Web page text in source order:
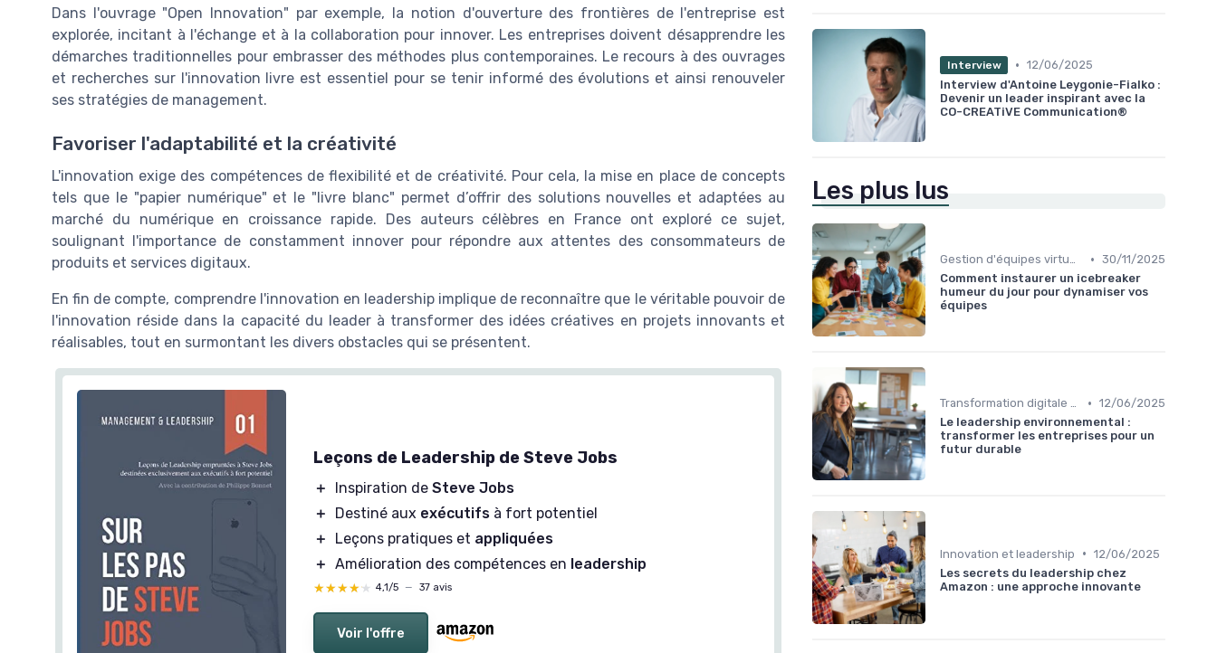
Dans l'ouvrage "Open Innovation" par exemple, la notion d'ouverture des frontières de l'entreprise est
explorée, incitant à l'échange et à la collaboration pour innover. Les entreprises doivent désapprendre les
démarches traditionnelles pour embrasser des méthodes plus contemporaines. Le recours à des ouvrages
et recherches sur l'innovation livre est essentiel pour se tenir informé des évolutions et ainsi renouveler
ses stratégies de management.
Favoriser l'adaptabilité et la créativité
L'innovation exige des compétences de flexibilité et de créativité. Pour cela, la mise en place de concepts
tels que le "papier numérique" et le "livre blanc" permet d’offrir des solutions nouvelles et adaptées au
marché du numérique en croissance rapide. Des auteurs célèbres en France ont exploré ce sujet,
soulignant l'importance de constamment innover pour répondre aux attentes des consommateurs de
produits et services digitaux.
En fin de compte, comprendre l'innovation en leadership implique de reconnaître que le véritable pouvoir de
l'innovation réside dans la capacité du leader à transformer des idées créatives en projets innovants et
réalisables, tout en surmontant les divers obstacles qui se présentent.
Leçons de Leadership de Steve Jobs
＋ Inspiration deSteve Jobs
＋
Destiné aux exécutifs à fort potentiel
＋
Leçons pratiques et appliquées
＋ Amélioration des compétences en leadership
★★★★★
★★★★★ 4,1/5 — 37 avis
Voir l'offre
Interview • 12/06/2025
Interview d'Antoine Leygonie-Fialko :
Devenir un leader inspirant avec la
CO-CREATiVE Communication®
Les plus lus
Gestion d'équipes virtuelles • 30/11/2025
Comment instaurer un icebreaker
humeur du jour pour dynamiser vos
équipes
Transformation digitale et leadership • 12/06/2025
Le leadership environnemental :
transformer les entreprises pour un
futur durable
Innovation et leadership • 12/06/2025
Les secrets du leadership chez
Amazon : une approche innovante